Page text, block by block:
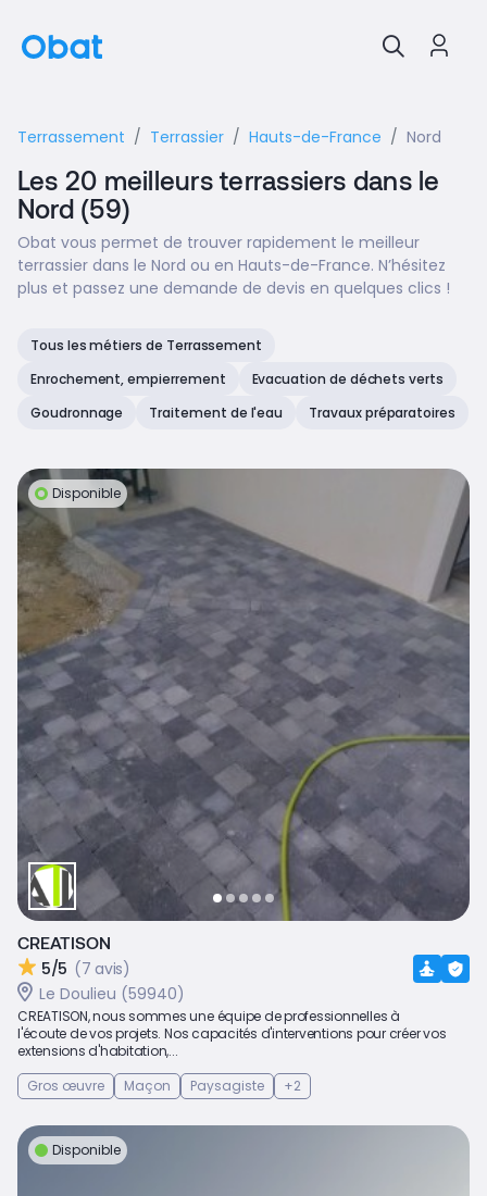
Terrassement Terrassier Hauts-de-France Nord
Les 20 meilleurs terrassiers dans le
Nord (59)
Obat vous permet de trouver rapidement le meilleur
terrassier dans le Nord ou en Hauts-de-France. N’hésitez
plus et passez une demande de devis en quelques clics !
Tous les métiers de Terrassement
Enrochement, empierrement
Evacuation de déchets verts
Goudronnage
Traitement de l'eau Travaux préparatoires
Disponible
CREATISON
5/5 (7 avis)
Le Doulieu (59940)
CREATISON, nous sommes une équipe de professionnelles à
l'écoute de vos projets. Nos capacités d'interventions pour créer vos
extensions d'habitation,...
Gros œuvre
Maçon Paysagiste +2
Disponible